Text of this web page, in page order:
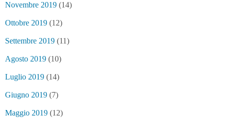
Novembre 2019 (14)
Ottobre 2019 (12)
Settembre 2019 (11)
Agosto 2019 (10)
Luglio 2019 (14)
Giugno 2019 (7)
Maggio 2019 (12)